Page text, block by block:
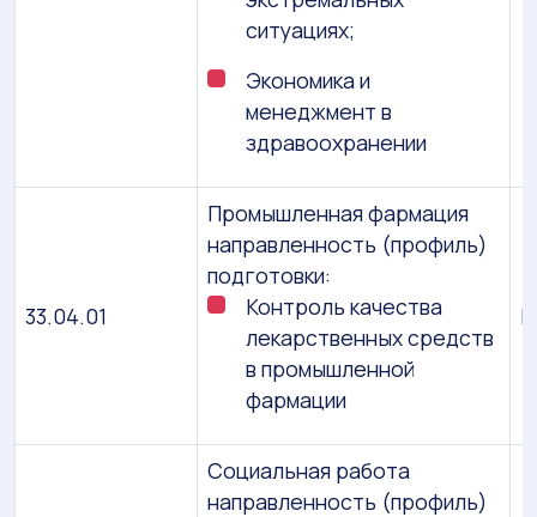
ситуациях;
Экономика и
менеджмент в
здравоохранении
33.04.01
Промышленная фармация
направленность (профиль)
подготовки:
Контроль качества
лекарственных средств
в промышленной
фармации
Социальная работа
направленность (профиль)